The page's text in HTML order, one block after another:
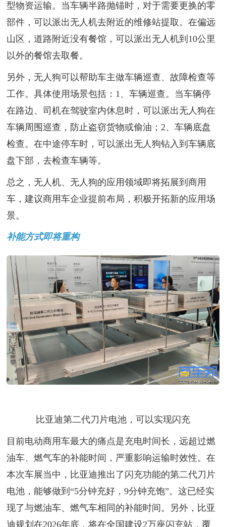
型物资运输。当车辆半路抛锚时，对于需要更换的零
部件，可以派出无人机去附近的维修站提取。在偏远
山区，道路附近没有餐馆，可以派出无人机到10公里
以外的餐馆去取餐。
另外，无人狗可以帮助车主做车辆巡查、故障检查等
工作。具体使用场景包括：1、车辆巡查。当车辆停
在路边、司机在驾驶室内休息时，可以派出无人狗在
车辆周围巡查，防止盗窃货物或偷油；2、车辆底盘
检查。在中途停车时，可以派出无人狗钻入到车辆底
盘下部，去检查车辆等。
总之，无人机、无人狗的应用领域即将拓展到商用
车，建议商用车企业提前布局，积极开拓新的应用场
景。
补能方式即将重构
比亚迪第二代刀片电池，可以实现闪充
目前电动商用车最大的痛点是充电时间长，远超过燃
油车、燃气车的补能时间，严重影响运输时效性。在
本次车展当中，比亚迪推出了闪充功能的第二代刀片
电池，能够做到“5分钟充好，9分钟充饱”。这已经实
现了与燃油车、燃气车相同的补能时间。另外，比亚
迪规划在2026年底，将在全国建设2万座闪充站，覆